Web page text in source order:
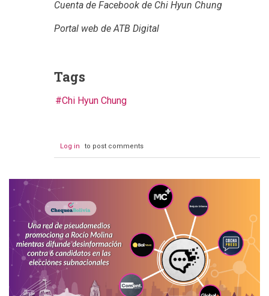
Cuenta de Facebook de Chi Hyun Chung
Portal web de ATB Digital
Tags
Chi Hyun Chung
Log in to post comments